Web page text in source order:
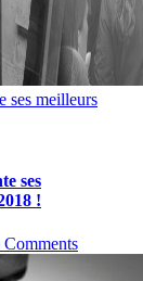
ses meilleurs
ses
!
Comments